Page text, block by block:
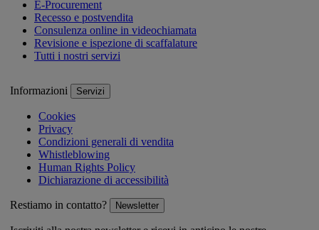
E-Procurement
Recesso e postvendita
Consulenza online in videochiamata
Revisione e ispezione di scaffalature
Tutti i nostri servizi
Informazioni Servizi
Cookies
Privacy
Condizioni generali di vendita
Whistleblowing
Human Rights Policy
Dichiarazione di accessibilità
Restiamo in contatto? Newsletter